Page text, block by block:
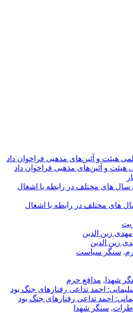
و آئین‌های مذهبی فراخوان داد
های مختلف در رابطه با اشغال
, سنگر سیاست
شهدا , مدافع حرم
احمد تداعی رفتارهای جنگ بود
, سنگر شهدا